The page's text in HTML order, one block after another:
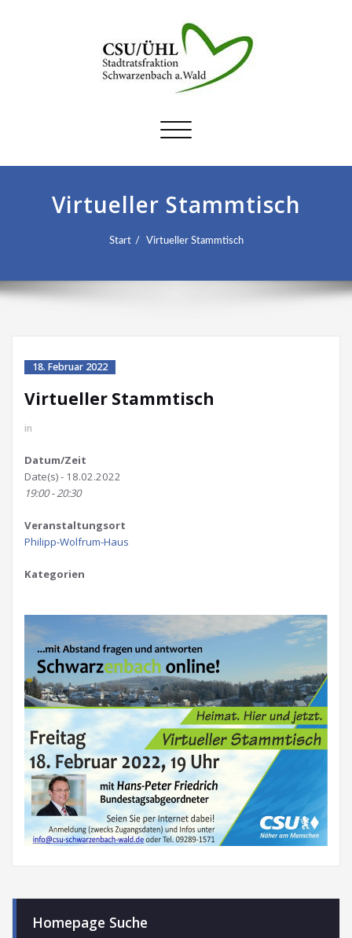
Schalte
Virtueller Stammtisch
Start Virtueller Stammtisch
18. Februar 2022
Virtueller Stammtisch
in
Datum/Zeit
Date(s) - 18.02.2022
19:00 - 20:30
Veranstaltungsort
Philipp-Wolfrum-Haus
Kategorien
Homepage Suche